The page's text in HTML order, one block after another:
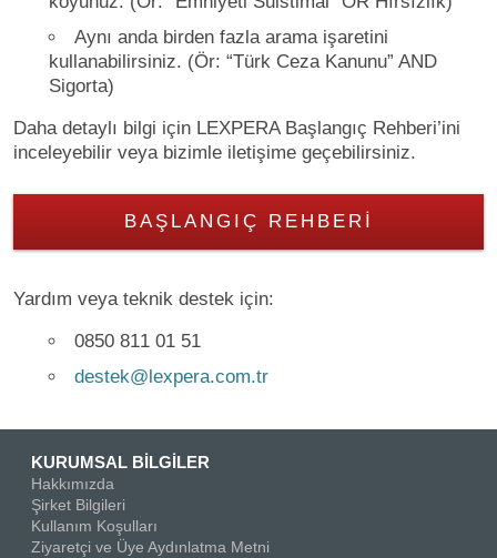
Aynı anda birden fazla arama işaretini
kullanabilirsiniz. (Ör: “Türk Ceza Kanunu” AND
Sigorta)
Daha detaylı bilgi için LEXPERA Başlangıç Rehberi’ini
inceleyebilir veya bizimle iletişime geçebilirsiniz.
BAŞLANGIÇ REHBERI
Yardım veya teknik destek için:
0850 811 01 51
destek@lexpera.com.tr
KURUMSAL BİLGİLER
Hakkımızda
Şirket Bilgileri
Kullanım Koşulları
Ziyaretçi ve Üye Aydınlatma Metni